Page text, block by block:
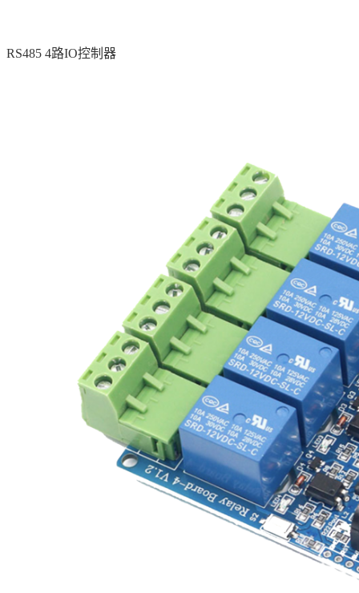
RS485 4路IO控制器